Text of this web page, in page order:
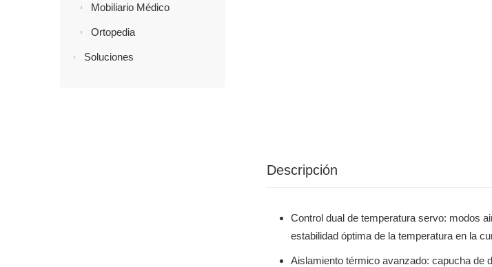
Mobiliario Médico
Ortopedia
Soluciones
Descripción
Control dual de temperatura servo: modos
estabilidad óptima de la temperatura en la
Aislamiento térmico avanzado: capucha de